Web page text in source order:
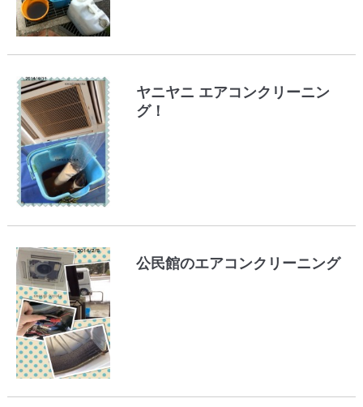
ヤニヤニ エアコンクリーニン
グ！
公民館のエアコンクリーニング